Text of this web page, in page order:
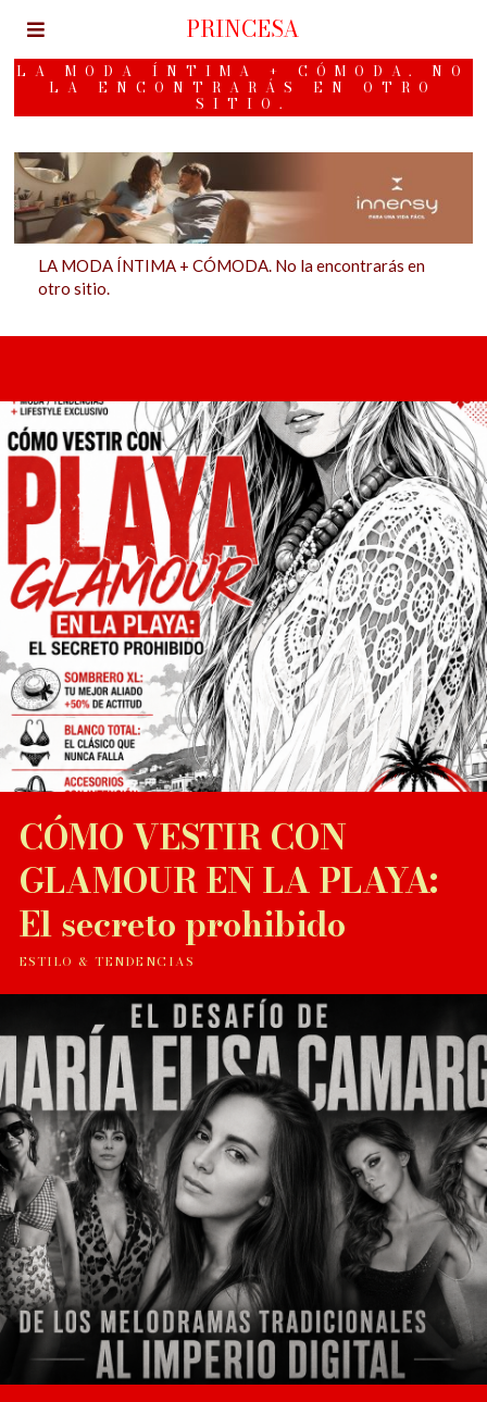
LA MODA ÍNTIMA + CÓMODA. NO
LA ENCONTRARÁS EN OTRO
SITIO.
LA MODA ÍNTIMA + CÓMODA. No la encontrarás en
otro sitio.
PRINCESA
CÓMO VESTIR CON
GLAMOUR EN LA PLAYA:
El secreto prohibido
ESTILO & TENDENCIAS